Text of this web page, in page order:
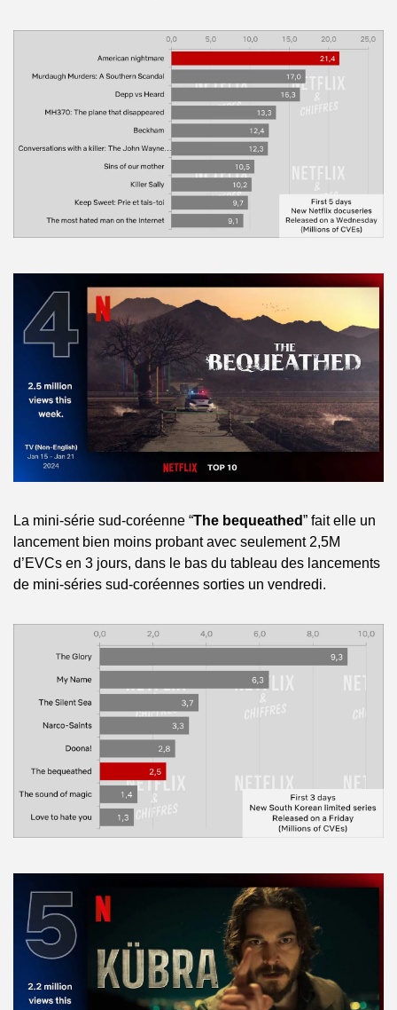
La mini-série sud-coréenne “The bequeathed” fait elle un
lancement bien moins probant avec seulement 2,5M
d’EVCs en 3 jours, dans le bas du tableau des lancements
de mini-séries sud-coréennes sorties un vendredi.